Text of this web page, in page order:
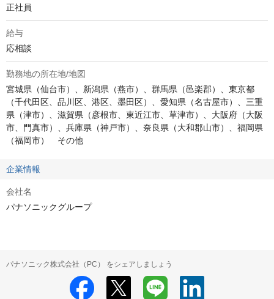
正社員
給与
応相談
勤務地の所在地/地図
宮城県（仙台市）、新潟県（燕市）、群馬県（邑楽郡）、東京都
（千代田区、品川区、港区、墨田区）、愛知県（名古屋市）、三重
県（津市）、滋賀県（彦根市、東近江市、草津市）、大阪府（大阪
市、門真市）、兵庫県（神戸市）、奈良県（大和郡山市）、福岡県
（福岡市）　その他
企業情報
会社名
パナソニックグループ
パナソニック株式会社（PC） をシェアしましょう